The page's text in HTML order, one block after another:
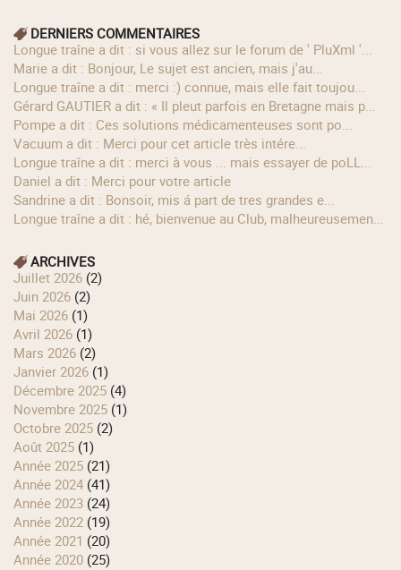
DERNIERS COMMENTAIRES
longue traîne a dit : si vous allez sur le forum de ' PluXml '...
Marie a dit : Bonjour, Le sujet est ancien, mais j'au...
longue traîne a dit : merci :) connue, mais elle fait toujou...
Gérard GAUTIER a dit : « Il pleut parfois en Bretagne mais p...
Pompe a dit : Ces solutions médicamenteuses sont po...
Vacuum a dit : Merci pour cet article très intére...
longue traîne a dit : merci à vous ... mais essayer de poLL...
Daniel a dit : Merci pour votre article
Sandrine a dit : Bonsoir, mis á part de tres grandes e...
longue traîne a dit : hé, bienvenue au Club, malheureusemen...
ARCHIVES
juillet 2026 (2)
juin 2026 (2)
mai 2026 (1)
avril 2026 (1)
mars 2026 (2)
janvier 2026 (1)
décembre 2025 (4)
novembre 2025 (1)
octobre 2025 (2)
août 2025 (1)
année 2025 (21)
année 2024 (41)
année 2023 (24)
année 2022 (19)
année 2021 (20)
année 2020 (25)